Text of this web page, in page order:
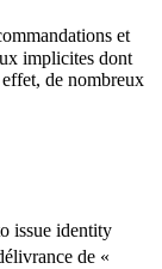
et
implicites dont
de nombreux
issue identity
de «